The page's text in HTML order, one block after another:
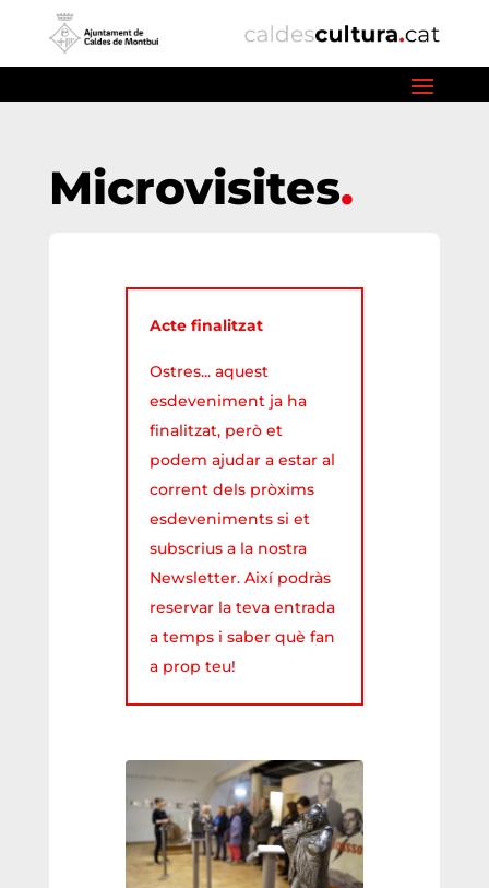
Microvisites
Acte finalitzat
Ostres... aquest
esdeveniment ja ha
finalitzat, però et
podem ajudar a estar al
corrent dels pròxims
esdeveniments si et
subscrius a la nostra
Newsletter. Així podràs
reservar la teva entrada
a temps i saber què fan
a prop teu!